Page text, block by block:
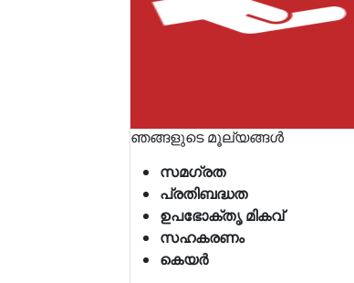
ഞങ്ങളുടെ മൂല്യങ്ങൾ
സമഗ്രത
പ്രതിബദ്ധത
ഉപഭോക്തൃ മികവ്
സഹകരണം
കെയർ